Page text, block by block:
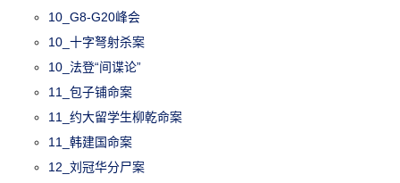
10_G8-G20峰会
10_十字弩射杀案
10_法登“间谍论”
11_包子铺命案
11_约大留学生柳乾命案
11_韩建国命案
12_刘冠华分尸案